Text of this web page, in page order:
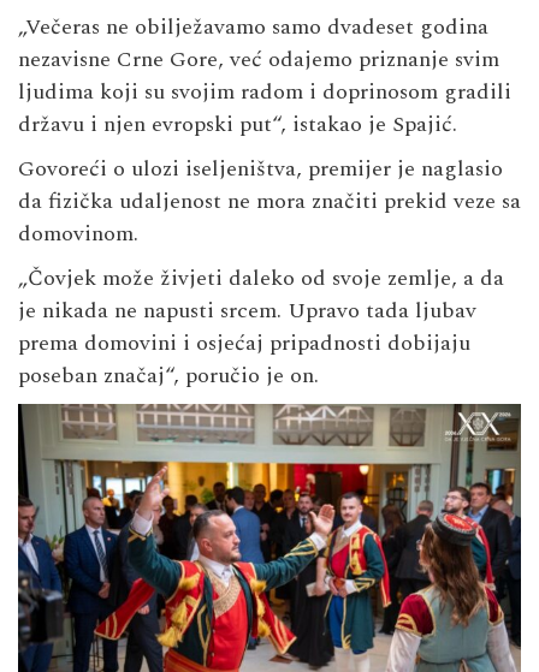
„Večeras ne obilježavamo samo dvadeset godina
nezavisne Crne Gore, već odajemo priznanje svim
ljudima koji su svojim radom i doprinosom gradili
državu i njen evropski put“, istakao je Spajić.
Govoreći o ulozi iseljeništva, premijer je naglasio
da fizička udaljenost ne mora značiti prekid veze sa
domovinom.
„Čovjek može živjeti daleko od svoje zemlje, a da
je nikada ne napusti srcem. Upravo tada ljubav
prema domovini i osjećaj pripadnosti dobijaju
poseban značaj“, poručio je on.